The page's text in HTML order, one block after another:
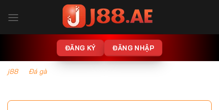
qua
ĐĂNG KÝ ĐĂNG NHẬP
j88 Đá gà